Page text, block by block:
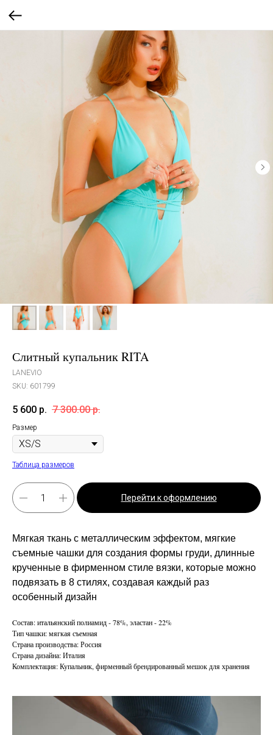
Слитный купальник RITA
LANEVIO
SKU: 601799
5 600 р. 7 300.00 р.
Размер
Таблица размеров
Перейти к оформлению
Мягкая ткань с металлическим эффектом, мягкие
съемные чашки для создания формы груди, длинные
крученные в фирменном стиле вязки, которые можно
подвязать в 8 стилях, создавая каждый раз
особенный дизайн
Cостав: итальянский полиамид - 78%, эластан - 22%
Тип чашки: мягкая съемная
Страна производства: Россия
Страна дизайна: Италия
Комплектация: Купальник, фирменный брендированный мешок для хранения